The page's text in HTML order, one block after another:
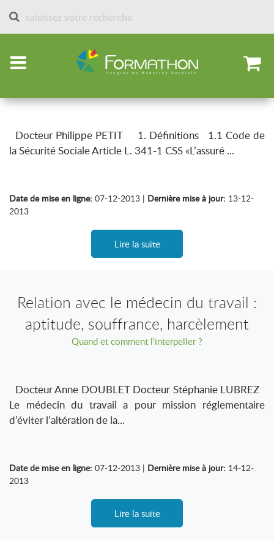
Accueil Articles par spécialités Législation-médecine du travail
L'invalidité
Docteur Philippe PETIT 1. Définitions 1.1 Code de
la Sécurité Sociale Article L. 341-1 CSS «L’assuré ...
Date de mise en ligne: 07-12-2013 | Dernière mise à jour: 13-12-
2013
Lire la suite
Relation avec le médecin du travail :
aptitude, souffrance, harcèlement
Quand et comment l’interpeller ?
Docteur Anne DOUBLET Docteur Stéphanie LUBREZ
Le médecin du travail a pour mission réglementaire
d’éviter l’altération de la...
Date de mise en ligne: 07-12-2013 | Dernière mise à jour: 14-12-
2013
Lire la suite